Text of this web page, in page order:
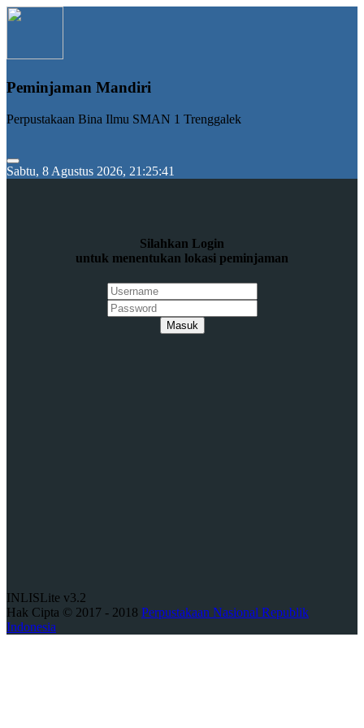
Peminjaman Mandiri
Perpustakaan Bina Ilmu SMAN 1 Trenggalek
Sabtu, 8 Agustus 2026, 21:25:41
Silahkan Login
untuk menentukan lokasi peminjaman
Masuk
INLISLite v3.2
Hak Cipta © 2017 - 2018 Perpustakaan Nasional Republik
Indonesia